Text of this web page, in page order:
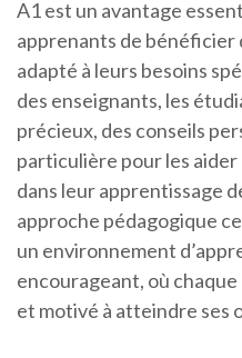
A1 est un avantage
apprenants de bénéficier
adapté à leurs besoins
des enseignants, les
précieux, des conseils
particulière pour les
dans leur apprentissage
approche pédagogique
un environnement
encourageant, où
et motivé à atteindre ses